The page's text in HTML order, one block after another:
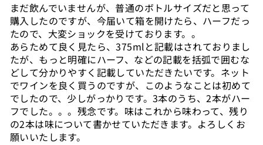
まだ飲んでいませんが、普通のボトルサイズだと思って
購入したのですが、今届いて箱を開けたら、ハーフだっ
たので、大変ショックを受けております。。
あらためて良く見たら、375mlと記載はされておりまし
たが、もっと明確にハーフ、などの記載を括弧で囲むな
どして分かりやすく記載していただきたいです。ネット
でワインを良く買うのですが、このようなことは初めて
でしたので、少しがっかりです。3本のうち、2本がハー
フでした。。。残念です。味はこれから味わって、残り
の2本は味について書かせていただきます。よろしくお
願いいたします。